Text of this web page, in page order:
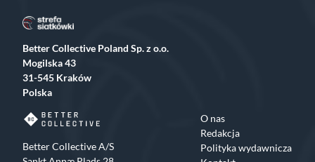
Better Collective Poland Sp. z o.o.
Mogilska 43
31-545 Kraków
Polska
Better Collective A/S
O nas
Redakcja
Polityka wydawnicza